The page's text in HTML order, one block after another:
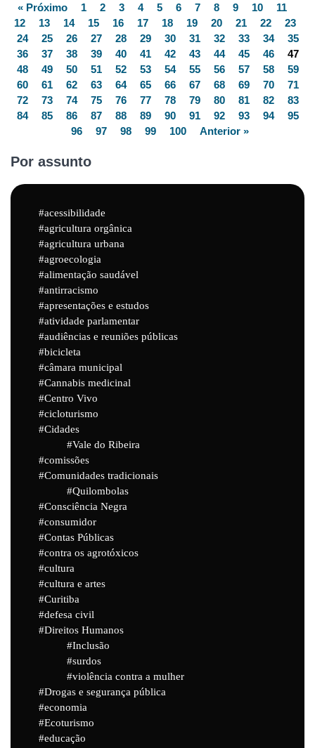
« Próximo 1 2 3 4 5 6 7 8 9 10
11
12
13 14 15 16 17 18 19 20 21 22
23
24
25 26 27 28 29 30 31 32 33 34
35
36
37 38 39 40 41 42 43 44 45 46
47
48
49 50 51 52 53 54 55 56 57 58
59
60
61 62 63 64 65 66 67 68 69 70
71
72
73 74 75 76 77 78 79 80 81 82
83
84
85 86 87 88 89 90 91 92 93 94
95
96
97 98 99 100 Anterior »
Por assunto
acessibilidade
agricultura orgânica
agricultura urbana
agroecologia
alimentação saudável
antirracismo
apresentações e estudos
atividade parlamentar
audiências e reuniões públicas
bicicleta
câmara municipal
Cannabis medicinal
Centro Vivo
cicloturismo
Cidades
Vale do Ribeira
comissões
Comunidades tradicionais
Quilombolas
Consciência Negra
consumidor
Contas Públicas
contra os agrotóxicos
cultura
cultura e artes
Curitiba
defesa civil
Direitos Humanos
Inclusão
surdos
violência contra a mulher
Drogas e segurança pública
economia
Ecoturismo
educação